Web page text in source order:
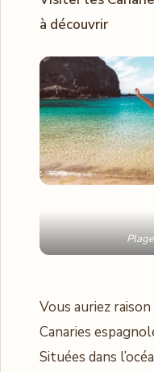
à découvrir
Vous auriez
Canaries
Situées dans